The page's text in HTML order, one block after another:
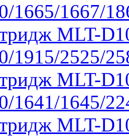
1665/1667/
MLT-
1915/2525/
MLT-
1641/1645/
MLT-